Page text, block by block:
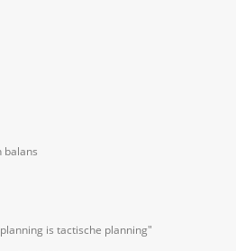
balans
is tactische planning"